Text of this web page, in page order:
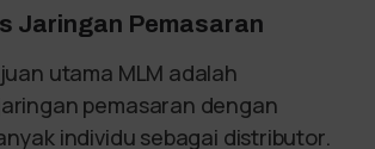
Jaringan Pemasaran
utama MLM adalah
pemasaran dengan
individu sebagai distributor.